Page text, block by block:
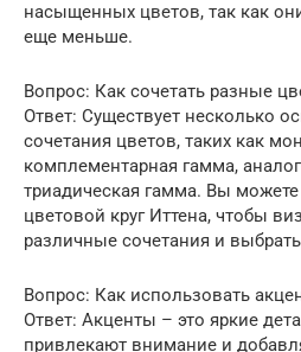
насыщенных цветов, так как
еще меньше.
Вопрос: Как сочетать разные
Ответ: Существует несколько
сочетания цветов, таких как
комплементарная гамма,
триадическая гамма. Вы
цветовой круг Иттена, чтобы
различные сочетания и
Вопрос: Как использовать
Ответ: Акценты – это яркие
привлекают внимание и